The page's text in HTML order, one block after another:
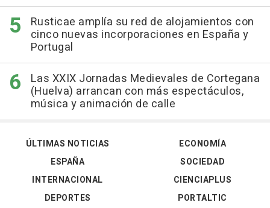
Rusticae amplía su red de alojamientos con
cinco nuevas incorporaciones en España y
Portugal
Las XXIX Jornadas Medievales de Cortegana
(Huelva) arrancan con más espectáculos,
música y animación de calle
ÚLTIMAS NOTICIAS
ESPAÑA
INTERNACIONAL
DEPORTES
ECONOMÍA
SOCIEDAD
CIENCIAPLUS
PORTALTIC